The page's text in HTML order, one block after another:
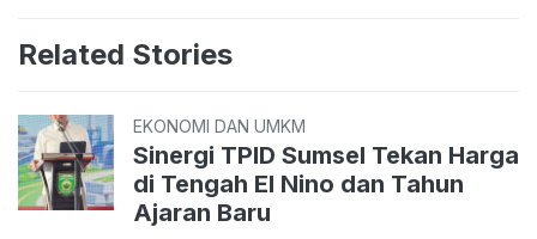
Related Stories
EKONOMI DAN UMKM
Sinergi TPID Sumsel Tekan Harga
di Tengah El Nino dan Tahun
Ajaran Baru